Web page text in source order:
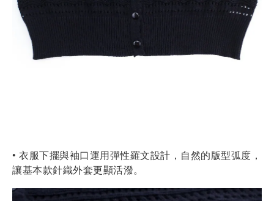
• 衣服下擺與袖口運用彈性羅文設計，自然的版型弧度，
讓基本款針織外套更顯活潑。